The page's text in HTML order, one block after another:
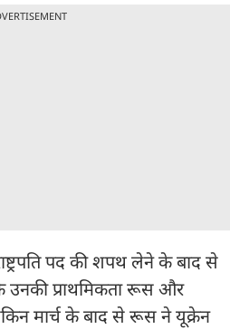
पद की शपथ लेने के बाद से
उनकी प्राथमिकता रूस और
मार्च के बाद से रूस ने यूक्रेन